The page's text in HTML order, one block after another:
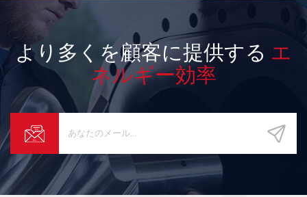
より多くを顧客に提供する エ
ネルギー効率